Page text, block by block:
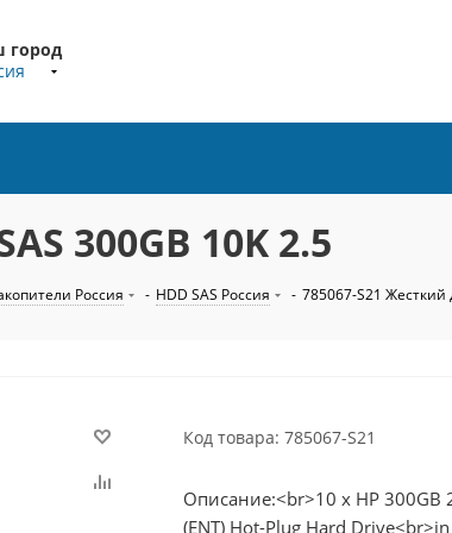
город
300GB 10K 2.5
Россия - HDD SAS Россия - 785067-S21 Жесткий
Код товара: 785067-S21
Описание:<br>10 x HP 300GB
(ENT) Hot-Plug Hard